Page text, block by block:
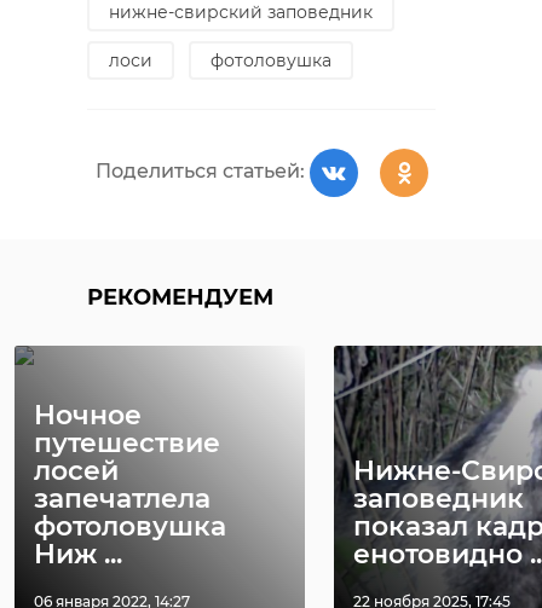
нижне-свирский заповедник
лоси фотоловушка
Поделиться статьей:
РЕКОМЕНДУЕМ
Ночное
путешествие
лосей
запечатлела
фотоловушка
Ниж ...
06 января 2022, 14:27
Нижне-
заповедник
показал
енотовидно
22 ноября 2025, 17:45